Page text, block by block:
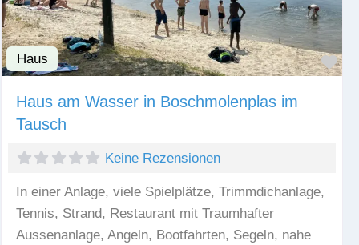
Haus
Haus am Wasser in Boschmolenplas im
Tausch
Keine Rezensionen
In einer Anlage, viele Spielplätze, Trimmdichanlage,
Tennis, Strand, Restaurant mit Traumhafter
Aussenanlage, Angeln, Bootfahrten, Segeln, nahe